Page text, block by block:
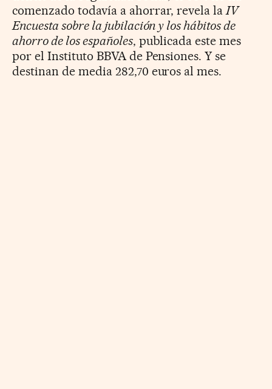
comenzado todavía a ahorrar, revela la IV
Encuesta sobre la jubilación y los hábitos de
ahorro de los españoles, publicada este mes
por el Instituto BBVA de Pensiones. Y se
destinan de media 282,70 euros al mes.